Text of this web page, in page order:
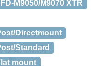
M9050/M9070 XTR
Directmount
Standard
mount